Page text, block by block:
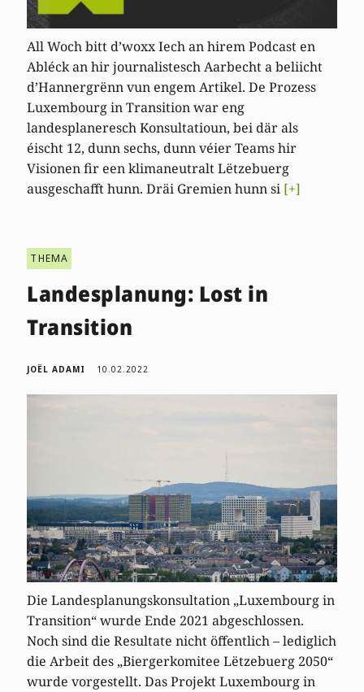
All Woch bitt d’woxx Iech an hirem Podcast en
Abléck an hir journalistesch Aarbecht a beliicht
d’Hannergrënn vun engem Artikel. De Prozess
Luxembourg in Transition war eng
landesplaneresch Konsultatioun, bei där als
éischt 12, dunn sechs, dunn véier Teams hir
Visionen fir een klimaneutralt Lëtzebuerg
ausgeschafft hunn. Dräi Gremien hunn si [+]
THEMA
Landesplanung: Lost in
Transition
JOËL ADAMI 10.02.2022
Die Landesplanungskonsultation „Luxembourg in
Transition“ wurde Ende 2021 abgeschlossen.
Noch sind die Resultate nicht öffentlich – lediglich
die Arbeit des „Biergerkomitee Lëtzebuerg 2050“
wurde vorgestellt. Das Projekt Luxembourg in